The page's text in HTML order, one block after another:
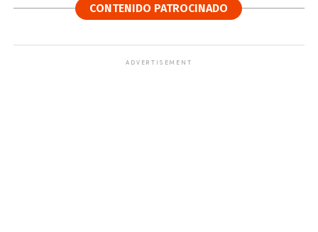
CONTENIDO PATROCINADO
ADVERTISEMENT